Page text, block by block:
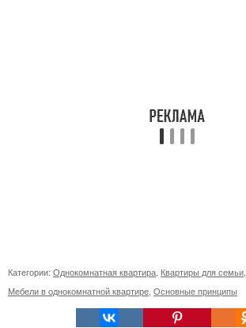
Категории: Однокомнатная квартира, Квартиры для семьи,
Мебели в однокомнатной квартире, Основные принципы